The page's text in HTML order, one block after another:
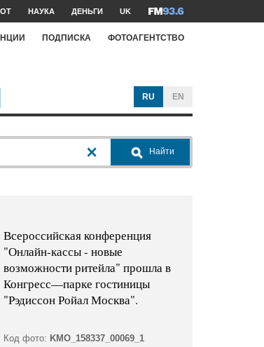
НАУКА ДЕНЬГИ UK
ПОДПИСКА ФОТОАГЕНТСТВО
RU EN
Найти
Всероссийская конференция
"Онлайн-кассы - новые
возможности ритейла" прошла в
Конгресс—парке гостиницы
"Рэдиссон Ройал Москва".
Код фото: KMO_158337_00069_1